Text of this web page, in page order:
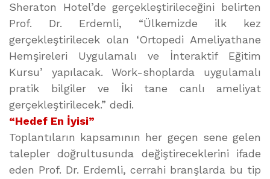
Sheraton Hotel’de gerçekleştirileceğini belirten
Prof. Dr. Erdemli, “Ülkemizde ilk kez
gerçekleştirilecek olan ‘Ortopedi Ameliyathane
Hemşireleri Uygulamalı ve İnteraktif Eğitim
Kursu’ yapılacak. Work-shoplarda uygulamalı
pratik bilgiler ve İki tane canlı ameliyat
gerçekleştirilecek.” dedi.
“Hedef En İyisi”
Toplantıların kapsamının her geçen sene gelen
talepler doğrultusunda değiştireceklerini ifade
eden Prof. Dr. Erdemli, cerrahi branşlarda bu tip